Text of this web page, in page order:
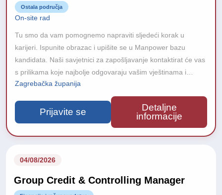
Ostala područja
On-site rad
Tu smo da vam pomognemo napraviti sljedeći korak u
karijeri. Ispunite obrazac i upišite se u Manpower bazu
kandidata. Naši savjetnici za zapošljavanje kontaktirat će vas
s prilikama koje najbolje odgovaraju vašim vještinama i
iskustvu. Zašto se upisati u bazu?
Zagrebačka županija
Prijavite se
Detaljne
informacije
04/08/2026
Group Credit & Controlling Manager